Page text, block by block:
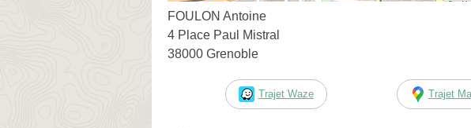
FOULON Antoine
4 Place Paul Mistral
38000 Grenoble
Trajet Waze Trajet